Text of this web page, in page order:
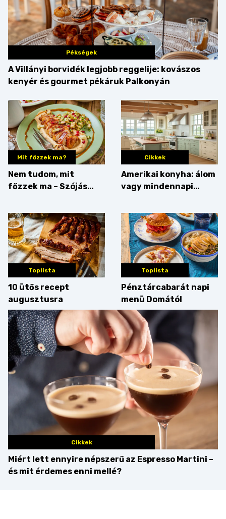
Pékségek
A Villányi borvidék legjobb reggelije: kovászos
kenyér és gourmet pékáruk Palkonyán
Mit főzzek ma?
Nem tudom, mit
főzzek ma – Szójás
Cikkek
Amerikai konyha: álom
vagy mindennapi
az érveket
Toplista
10 ütős recept
augusztusra
Toplista
Pénztárcabarát napi
menü Domától
Cikkek
Miért lett ennyire népszerű az Espresso Martini –
és mit érdemes enni mellé?